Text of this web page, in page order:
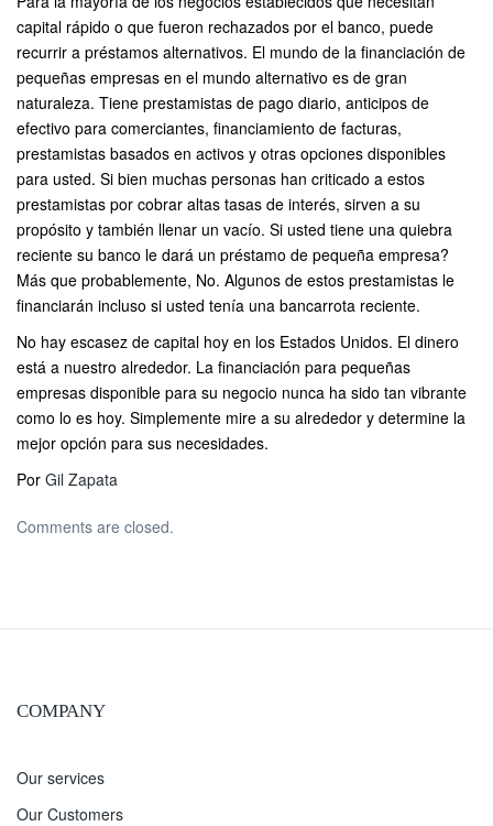
capital rápido o que fueron rechazados por el banco, puede
recurrir a préstamos alternativos. El mundo de la financiación de
pequeñas empresas en el mundo alternativo es de gran
naturaleza. Tiene prestamistas de pago diario, anticipos de
efectivo para comerciantes, financiamiento de facturas,
prestamistas basados ​​en activos y otras opciones disponibles
para usted. Si bien muchas personas han criticado a estos
prestamistas por cobrar altas tasas de interés, sirven a su
propósito y también llenar un vacío. Si usted tiene una quiebra
reciente su banco le dará un préstamo de pequeña empresa?
Más que probablemente, No. Algunos de estos prestamistas le
financiarán incluso si usted tenía una bancarrota reciente.
No hay escasez de capital hoy en los Estados Unidos. El dinero
está a nuestro alrededor. La financiación para pequeñas
empresas disponible para su negocio nunca ha sido tan vibrante
como lo es hoy. Simplemente mire a su alrededor y determine la
mejor opción para sus necesidades.
Por Gil Zapata
Comments are closed.
COMPANY
Our services
Our Customers